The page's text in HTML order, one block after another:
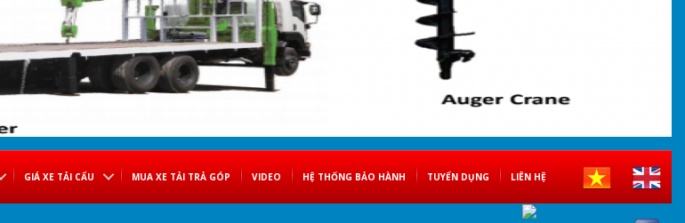
GIÁ XE TẢI CẨU MUA XE TẢI TRẢ GÓP VIDEO HỆ THỐNG BẢO HÀNH TUYỂN DỤNG LIÊN HỆ